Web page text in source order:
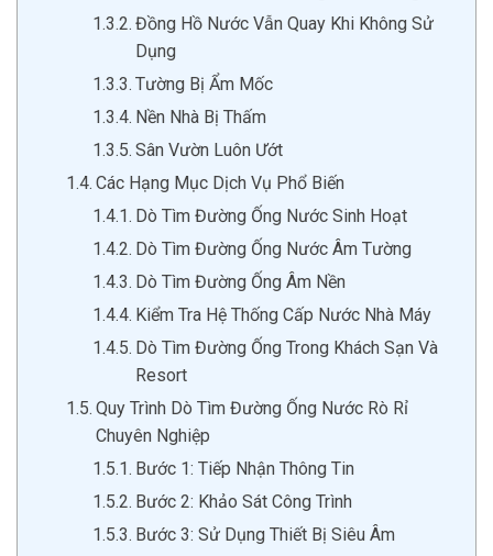
Đồng Hồ Nước Vẫn Quay Khi Không Sử
Dụng
Tường Bị Ẩm Mốc
Nền Nhà Bị Thấm
Sân Vườn Luôn Ướt
Các Hạng Mục Dịch Vụ Phổ Biến
Dò Tìm Đường Ống Nước Sinh Hoạt
Dò Tìm Đường Ống Nước Âm Tường
Dò Tìm Đường Ống Âm Nền
Kiểm Tra Hệ Thống Cấp Nước Nhà Máy
Dò Tìm Đường Ống Trong Khách Sạn Và
Resort
Quy Trình Dò Tìm Đường Ống Nước Rò Rỉ
Chuyên Nghiệp
Bước 1: Tiếp Nhận Thông Tin
Bước 2: Khảo Sát Công Trình
Bước 3: Sử Dụng Thiết Bị Siêu Âm